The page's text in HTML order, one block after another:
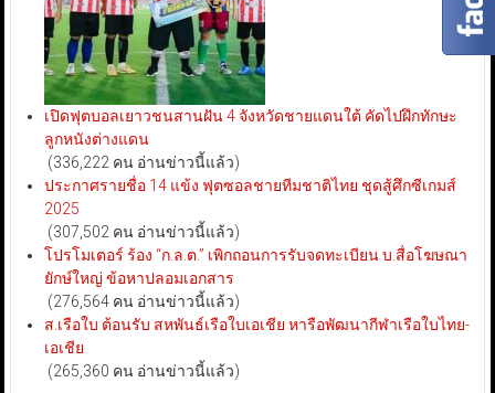
เปิดฟุตบอลเยาวชนสานฝัน 4 จังหวัดชายแดนใต้ คัดไปฝึกทักษะ
ลูกหนังต่างแดน
(336,222 คน อ่านข่าวนี้แล้ว)
ประกาศรายชื่อ 14 แข้ง ฟุตซอลชายทีมชาติไทย ชุดสู้ศึกซีเกมส์
2025
(307,502 คน อ่านข่าวนี้แล้ว)
โปรโมเตอร์ ร้อง “ก.ล.ต.” เพิกถอนการรับจดทะเบียน บ.สื่อโฆษณา
ยักษ์ใหญ่ ข้อหาปลอมเอกสาร
(276,564 คน อ่านข่าวนี้แล้ว)
ส.เรือใบ ต้อนรับ สหพันธ์เรือใบเอเชีย หารือพัฒนากีฬาเรือใบไทย-
เอเชีย
(265,360 คน อ่านข่าวนี้แล้ว)